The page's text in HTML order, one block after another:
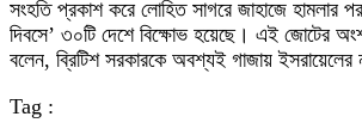
সংহতি প্রকাশ করে লোহিত সাগরে জাহাজে হামলার পর
দিবসে’ ৩০টি দেশে বিক্ষোভ হয়েছে। এই জোটের
বলেন, ব্রিটিশ সরকারকে অবশ্যই গাজায়
Tag :